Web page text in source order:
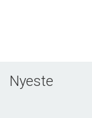
Nyeste